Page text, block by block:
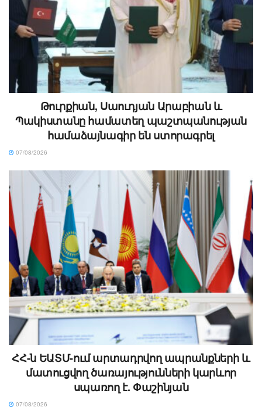
Թուրքիան, Սաուդյան Արաբիան և
Պակիստանը համատեղ պաշտպանության
համաձայնագիր են ստորագրել
07/08/2026
ՀՀ-ն ԵԱՏՄ-ում արտադրվող ապրանքների և
մատուցվող ծառայությունների կարևոր
սպառող է. Փաշինյան
07/08/2026